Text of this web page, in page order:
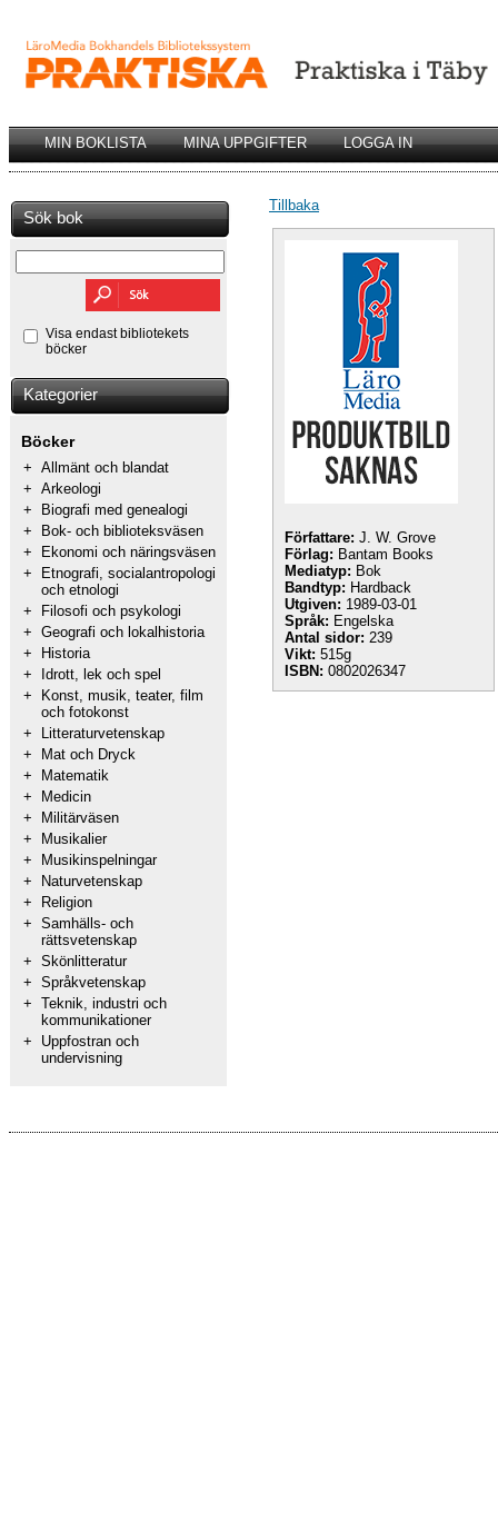
MIN BOKLISTA MINA UPPGIFTER LOGGA IN
Sök bok
Visa endast bibliotekets
böcker
Kategorier
Böcker
+ Allmänt och blandat
+ Arkeologi
+
Biografi med genealogi
+
Bok- och biblioteksväsen
+
Ekonomi och näringsväsen
+
Etnografi, socialantropologi
och etnologi
+
Filosofi och psykologi
+ Geografi och lokalhistoria
+
Historia
+
Idrott, lek och spel
+
Konst, musik, teater, film
och fotokonst
+
Litteraturvetenskap
+
Mat och Dryck
+
Matematik
+
Medicin
+
Militärväsen
+
Musikalier
+
Musikinspelningar
+
Naturvetenskap
+
Religion
+ Samhälls- och
rättsvetenskap
+ Skönlitteratur
+ Språkvetenskap
+ Teknik, industri och
kommunikationer
+
Uppfostran och
undervisning
Tillbaka
Författare: J. W. Grove
Förlag: Bantam Books
Mediatyp: Bok
Bandtyp: Hardback
Utgiven: 1989-03-01
Språk: Engelska
Antal sidor: 239
Vikt: 515g
ISBN: 0802026347